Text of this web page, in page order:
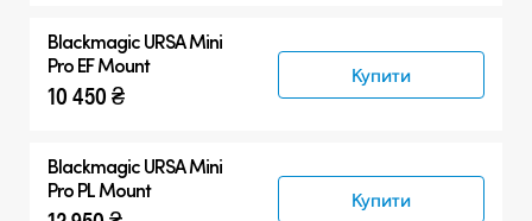
Blackmagic URSA Mini
Pro EF Mount
10 450 ₴
Купити
Blackmagic URSA Mini
Pro PL Mount
Купити